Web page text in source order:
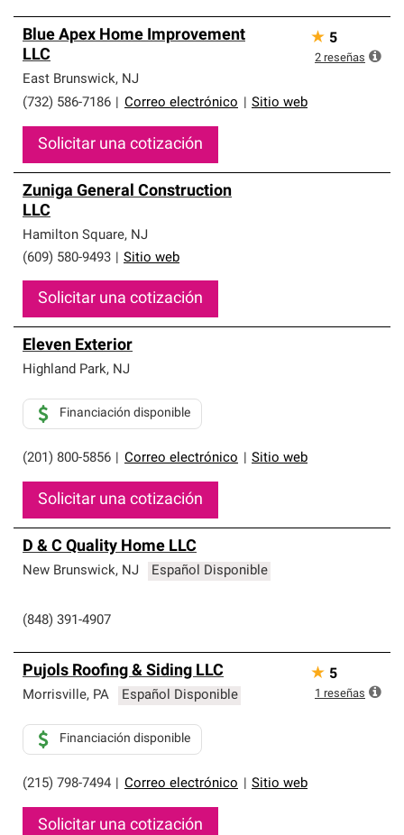
Blue Apex Home Improvement
LLC
East Brunswick, NJ
(732) 586-7186
Correo electrónico Sitio web
Solicitar una cotización
★ 5
2 reseñas
Zuniga General Construction
LLC
Hamilton Square, NJ
(609) 580-9493
Sitio web
Solicitar una cotización
Eleven Exterior
Highland Park, NJ
(201) 800-5856 Correo electrónico Sitio web
Financiación disponible
Solicitar una cotización
D & C Quality Home LLC
New Brunswick, NJ Español Disponible
(848) 391-4907
Pujols Roofing & Siding LLC
Morrisville, PA Español Disponible
(215) 798-7494 Correo electrónico Sitio web
Financiación disponible
Solicitar una cotización
★ 5
1 reseñas